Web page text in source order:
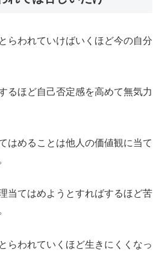
らわれていけばいくほど今の自分
るほど自己否定感を高めて無気力
はめることは他人の価値観に当て
当てはめようとすればするほど苦
らわれていくほど生きにくくなっ